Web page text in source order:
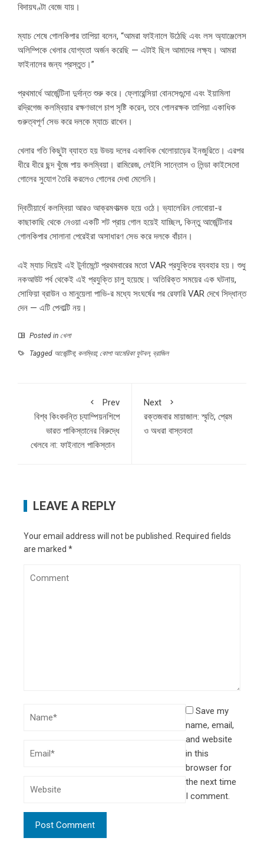
বিদায়ঘণ্টা বেজে যায়।
ম্যাচ শেষে গোলকিপার তাপিয়া বলেন, “আমরা ফাইনালে উঠেছি এবং লস অ্যাঞ্জেলেস
অলিম্পিকে খেলার যোগ্যতা অর্জন করেছি — এটাই ছিল আমাদের লক্ষ্য। আমরা
ফাইনালের জন্য প্রস্তুত।”
প্রথমার্ধে আর্জেন্টিনা দুর্দান্ত শুরু করে। ফ্লোরেন্সিয়া বোনসেগুন্দো এবং ইয়ামিলা
রদ্রিগেজ কলম্বিয়ার রক্ষণভাগে চাপ সৃষ্টি করেন, তবে গোলরক্ষক তাপিয়া একাধিক
গুরুত্বপূর্ণ সেভ করে দলকে ম্যাচে রাখেন।
খেলার গতি কিছুটা ব্যাহত হয় উভয় দলের একাধিক খেলোয়াড়ের ইনজুরিতে। এরপর
ধীরে ধীরে ছন্দ খুঁজে পায় কলম্বিয়া। রামিরেজ, লেইসি সান্তোস ও লিন্ডা কাইসেদো
গোলের সুযোগ তৈরি করলেও গোলের দেখা মেলেনি।
দ্বিতীয়ার্ধে কলম্বিয়া আরও আক্রমণাত্মক হয়ে ওঠে। ভ্যালেরিন লোবোয়া-র
কাছাকাছি থেকে নেওয়া একটি শট প্রায় গোল হয়েই যাচ্ছিল, কিন্তু আর্জেন্টিনার
গোলকিপার সোলানা পেরেইরা অসাধারণ সেভ করে দলকে বাঁচান।
এই ম্যাচ দিয়েই এই টুর্নামেন্টে প্রথমবারের মতো VAR প্রযুক্তির ব্যবহার হয়। শুধু
নকআউট পর্ব থেকেই এই প্রযুক্তি চালু হয়েছে। অতিরিক্ত সময়ের এক ঘটনায়,
সোফিয়া ব্রাউন ও মানুয়েলা পাভি-র মধ্যে সংঘর্ষের পর রেফারি VAR দেখে সিদ্ধান্ত
দেন — এটি পেনাল্টি নয়।
Posted in খেলা
Tagged আর্জেন্টিনা, কলম্বিয়া, কোপা আমেরিকা ফুটবল, ব্রাজিল
Prev
বিশ্ব কিংবদন্তি চ্যাম্পিয়নশিপে
ভারত পাকিস্তানের বিরুদ্ধে
খেলবে না: ফাইনালে পাকিস্তান
Next
রক্তজবার মায়াজাল: স্মৃতি, প্রেম
ও অধরা বাস্তবতা
LEAVE A REPLY
Your email address will not be published. Required fields
are marked *
Save my
name, email,
and website
in this
browser for
the next time
I comment.